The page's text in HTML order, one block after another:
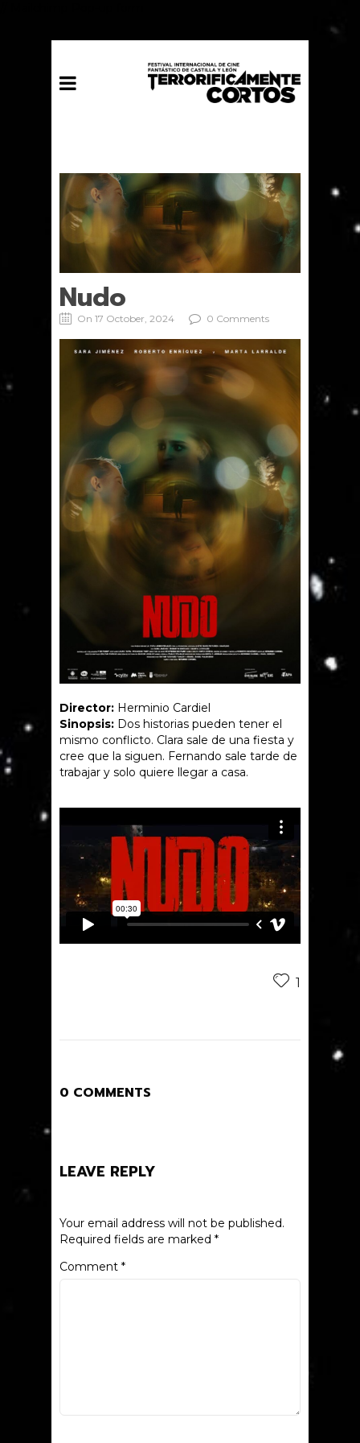
Nudo
On 17 October, 2024 0 Comments
Director: Herminio Cardiel
Sinopsis: Dos historias pueden tener el
mismo conflicto. Clara sale de una fiesta y
cree que la siguen. Fernando sale tarde de
trabajar y solo quiere llegar a casa.
1
0 COMMENTS
LEAVE REPLY
Your email address will not be published.
Required fields are marked *
Comment *